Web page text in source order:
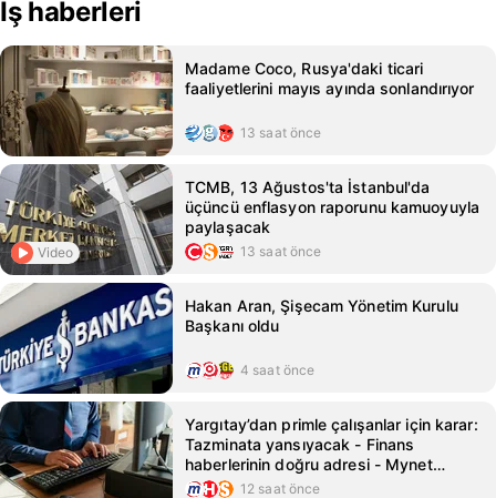
İş haberleri
Madame Coco, Rusya'daki ticari
faaliyetlerini mayıs ayında sonlandırıyor
13 saat önce
Video
TCMB, 13 Ağustos'ta İstanbul'da
üçüncü enflasyon raporunu kamuoyuyla
paylaşacak
13 saat önce
Hakan Aran, Şişecam Yönetim Kurulu
Başkanı oldu
4 saat önce
Yargıtay’dan primle çalışanlar için karar:
Tazminata yansıyacak - Finans
haberlerinin doğru adresi - Mynet
Finans Haber12 saat önce